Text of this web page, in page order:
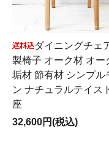
ダイニングチェ
製椅子 オーク材 オー
垢材 節有材 シンプル
ン ナチュラルテイス
座
32,600円(税込)